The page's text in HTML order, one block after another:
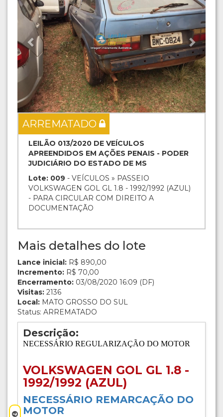
ARREMATADO
LEILÃO 013/2020 DE VEÍCULOS
APREENDIDOS EM AÇÕES PENAIS - PODER
JUDICIÁRIO DO ESTADO DE MS
Lote: 009 - VEÍCULOS » PASSEIO
VOLKSWAGEN GOL GL 1.8 - 1992/1992 (AZUL)
- PARA CIRCULAR COM DIREITO A
DOCUMENTAÇÃO
Mais detalhes do lote
Lance inicial: R$ 890,00
Incremento: R$ 70,00
Encerramento: 03/08/2020 16:09 (DF)
Visitas: 2136
Local: MATO GROSSO DO SUL
Status: ARREMATADO
Descrição:
NECESSÁRIO REGULARIZAÇÃO DO MOTOR
VOLKSWAGEN GOL GL 1.8 -
1992/1992 (AZUL)
NECESSÁRIO REMARCAÇÃO DO
MOTOR